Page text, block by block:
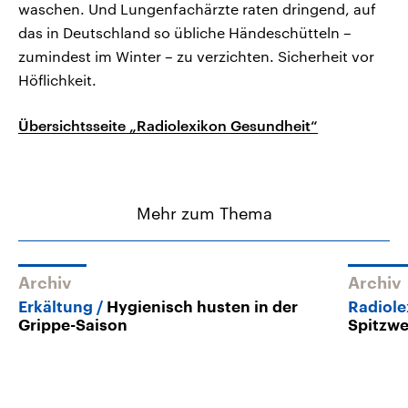
waschen. Und Lungenfachärzte raten dringend, auf
das in Deutschland so übliche Händeschütteln –
zumindest im Winter – zu verzichten. Sicherheit vor
Höflichkeit.
Übersichtsseite „Radiolexikon Gesundheit“
Mehr zum Thema
Archiv
Erkältung
Hygienisch husten in der
Grippe-Saison
Archiv